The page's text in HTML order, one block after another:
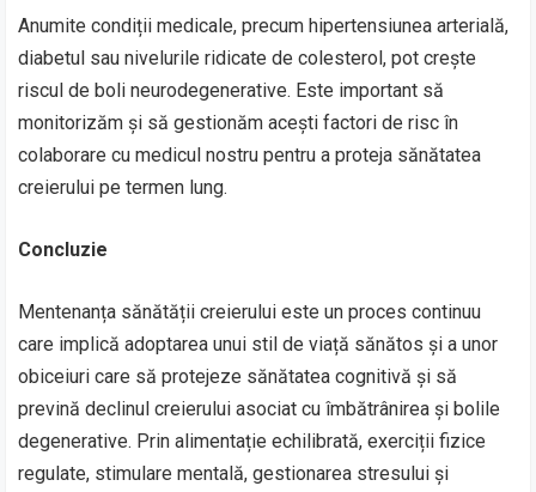
Anumite condiții medicale, precum hipertensiunea arterială,
diabetul sau nivelurile ridicate de colesterol, pot crește
riscul de boli neurodegenerative. Este important să
monitorizăm și să gestionăm acești factori de risc în
colaborare cu medicul nostru pentru a proteja sănătatea
creierului pe termen lung.
Concluzie
Mentenanța sănătății creierului este un proces continuu
care implică adoptarea unui stil de viață sănătos și a unor
obiceiuri care să protejeze sănătatea cognitivă și să
prevină declinul creierului asociat cu îmbătrânirea și bolile
degenerative. Prin alimentație echilibrată, exerciții fizice
regulate, stimulare mentală, gestionarea stresului și